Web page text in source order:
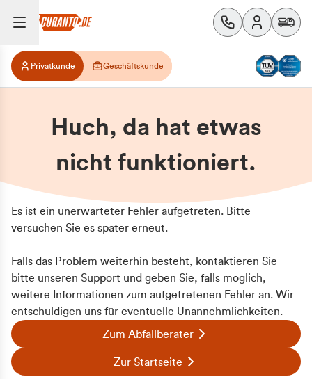
Privatkunde Geschäftskunde
Huch, da hat etwas
nicht funktioniert.
Es ist ein unerwarteter Fehler aufgetreten. Bitte
versuchen Sie es später erneut.
Falls das Problem weiterhin besteht, kontaktieren Sie
bitte unseren Support und geben Sie, falls möglich,
weitere Informationen zum aufgetretenen Fehler an. Wir
entschuldigen uns für eventuelle Unannehmlichkeiten.
Zum Abfallberater
Zur Startseite